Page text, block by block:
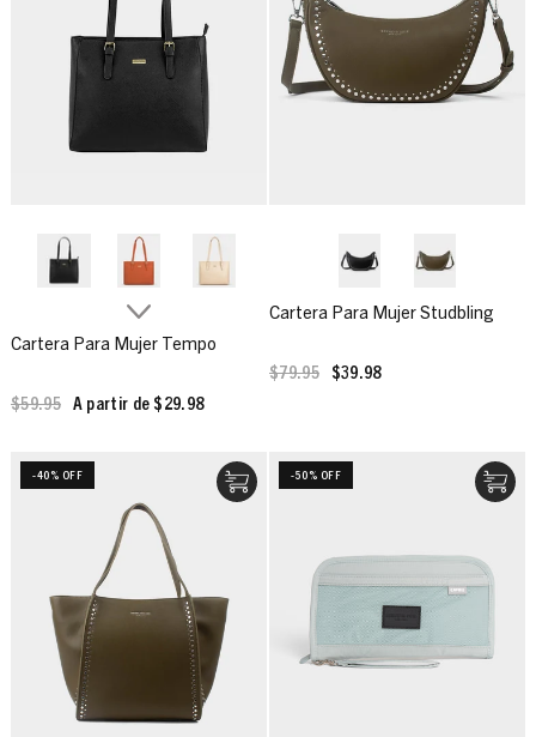
Cartera Para Mujer Tempo
$59.95 A partir de $29.98
Cartera Para Mujer Studbling
$79.95 $39.98
-40% OFF -50% OFF